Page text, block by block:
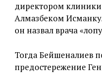
директором
Алмазбеком
он назвал врача
Тогда Бейшеналиев
предостережение